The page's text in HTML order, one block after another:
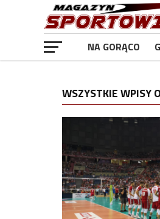
NA GORĄCO
WSZYSTKIE WPISY